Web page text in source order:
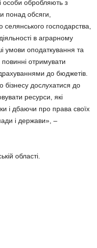
обробляють з
понад обсяги,
господарства,
в аграрному
умови оподаткування та
отримувати
до бюджетів.
бізнесу дослухатися до
ресурси, які
і дбаючи про права своїх
і держави», –
області.